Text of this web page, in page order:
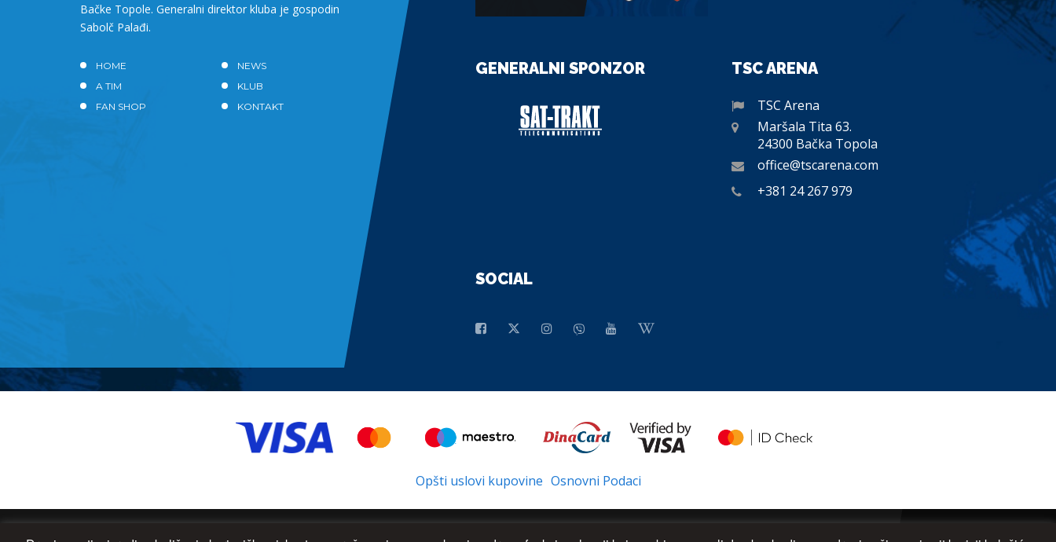
Bačke Topole. Generalni direktor kluba je gospodin
Sabolč Palađi.
HOME
NEWS
A TIM
KLUB
FAN SHOP
KONTAKT
GENERALNI SPONZOR TSC ARENA
TSC Arena
Maršala Tita 63.
24300 Bačka Topola
office@tscarena.com
+381 24 267 979
SOCIAL
Opšti uslovi kupovine Osnovni Podaci